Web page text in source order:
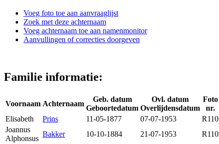
Voeg foto toe aan aanvraaglijst
Zoek met deze achternaam
Voeg achternaam toe aan namenmonitor
Aanvullingen of correcties doorgeven
Familie informatie:
Voornaam Achternaam
Geb. datum
Geboortedatum
Ovl. datum
Overlijdensdatum
Foto
nr.
Elisabeth
Prins 11-05-1877 07-07-1953
R110
Joannus
Alphonsus
Bakker 10-10-1884 21-07-1953
R110